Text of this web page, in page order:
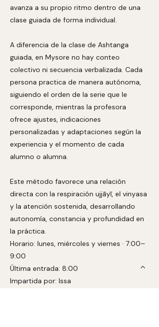
avanza a su propio ritmo dentro de una
clase guiada de forma individual.
A diferencia de la clase de Ashtanga
guiada, en Mysore no hay conteo
colectivo ni secuencia verbalizada. Cada
persona practica de manera autónoma,
siguiendo el orden de la serie que le
corresponde, mientras la profesora
ofrece ajustes, indicaciones
personalizadas y adaptaciones según la
experiencia y el momento de cada
alumno o alumna.
Este método favorece una relación
directa con la respiración ujjāyī, el vinyasa
y la atención sostenida, desarrollando
autonomía, constancia y profundidad en
la práctica.
Horario: lunes, miércoles y viernes · 7:00–
9:00
Última entrada: 8:00
Impartida por: Issa